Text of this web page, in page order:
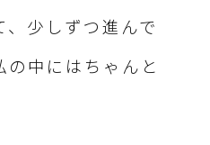
、少しずつ進んで
の中にはちゃんと